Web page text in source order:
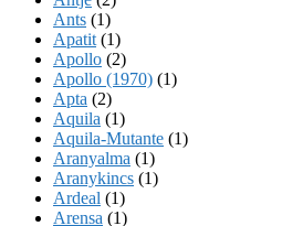
Ants (1)
Apatit (1)
Apollo (2)
Apollo (1970) (1)
Apta (2)
Aquila (1)
Aquila-Mutante (1)
Aranyalma (1)
Aranykincs (1)
Ardeal (1)
Arensa (1)